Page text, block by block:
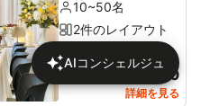
10~50名
2件のレイアウト
1人あたり予想価格
137,680
詳細を見る
AIコンシェルジュ